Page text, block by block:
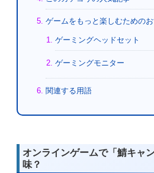
ゲームをもっと楽しむための
ゲーミングヘッドセット
ゲーミングモニター
関連する用語
オンラインゲームで「鯖キャ
味？